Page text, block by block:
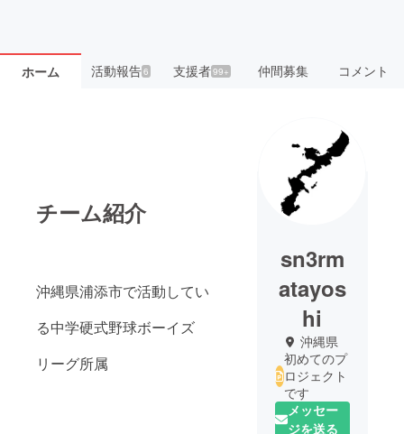
ホーム 活動報告6 支援者99+ 仲間募集 コメント
チーム紹介
沖縄県浦添市で活動してい
る中学硬式野球ボーイズ
リーグ所属
sn3rm
atayos
hi
沖縄県
初めてのプ
ロジェクト
です
メッセー
ジを送る